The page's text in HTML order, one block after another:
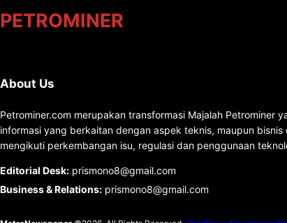
PETROMINER
About Us
Petrominer.com merupakan transformasi Majalah
informasi yang berkaitan dengan aspek teknis, maupun bisnis
mengikuti perkembangan isu, regulasi dan penggunaan
Editorial Desk: prismono8@gmail.com
Business & Relations: prismono8@gmail.com